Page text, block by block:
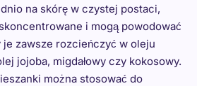
na skórę w czystej postaci,
i mogą powodować
je zawsze rozcieńczyć w oleju
jojoba, migdałowy czy kokosowy.
można stosować do